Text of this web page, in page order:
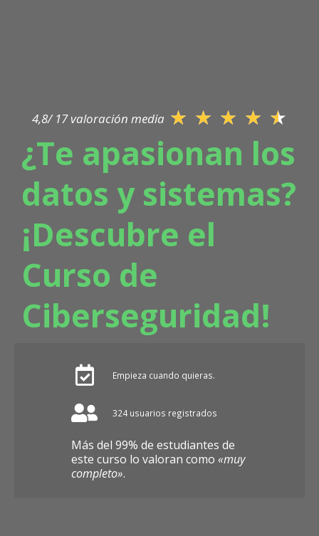
4,8/ 17 valoración media ★ ★ ★ ★ ★
¿Te apasionan los
datos y sistemas?
¡Descubre el
Curso de
Ciberseguridad!
Empieza cuando quieras.
324 usuarios registrados
Más del 99% de estudiantes de
este curso lo valoran como «muy
completo».